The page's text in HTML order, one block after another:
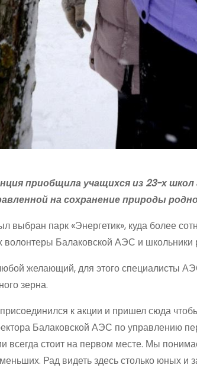
приобщила учащихся из 23-х
на сохранение природы
выбран парк «Энергетик», куда более
волонтеры Балаковской АЭС и
желающий, для этого специалисты
зерна.
к акции и пришел сюда
Балаковской АЭС по управлению
всегда стоит на первом месте. Мы
Рад видеть здесь столько юных